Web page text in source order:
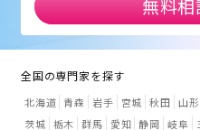
無料
全国の専門家を探す
北海道 青森 岩手 宮城 秋田 山形
茨城 栃木 群馬 愛知 静岡 岐阜